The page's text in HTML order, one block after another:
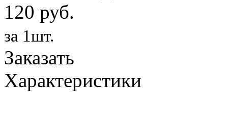
120 руб.
за 1шт.
Заказать
Характеристики